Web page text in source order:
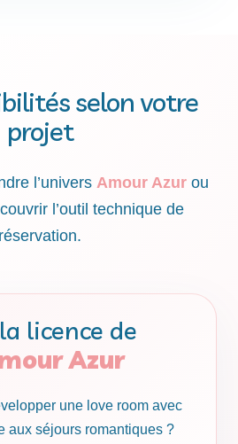
selon votre
projet
l’univers Amour Azurou
l’outil technique de
réservation.
licence de
Azur
une love room avec
aux séjours romantiques ?